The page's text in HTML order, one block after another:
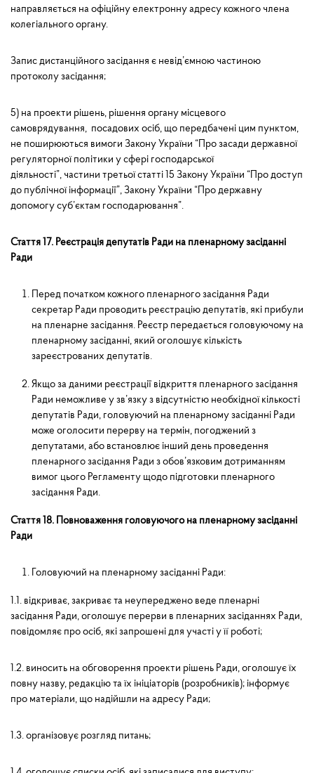
направляється на офіційну електронну адресу кожного члена
колегіального органу.
Запис дистанційного засідання є невід’ємною частиною
протоколу засідання;
5) на проекти рішень, рішення органу місцевого
самоврядування, посадових осіб, що передбачені цим пунктом,
не поширюються вимоги Закону України “Про засади державної
регуляторної політики у сфері господарської
діяльності”, частини третьої статті 15 Закону України “Про доступ
до публічної інформації”, Закону України “Про державну
допомогу суб’єктам господарювання”.
Стаття 17. Реєстрація депутатів Ради на пленарному засіданні
Ради
Перед початком кожного пленарного засідання Ради
секретар Ради проводить реєстрацію депутатів, які прибули
на пленарне засідання. Реєстр передається головуючому на
пленарному засідан­ні, який оголошує кількість
зареєстрованих депутатів.
Якщо за даними реєстрації відкриття пленарного засідання
Ради неможливе у зв’язку з відсутністю не­обхідної кількості
депутатів Ради, головуючий на пленарному засіданні Ради
може оголосити перерву на термін, погоджений з
депутатами, або встановлює інший день проведення
пленарного засідання Ради з обов’язковим дотриманням
вимог цього Регламенту щодо підготовки пленарного
засідання Ради.
Стаття 18. Повноваження головуючого на пленарному засіданні
Ради
Головуючий на пленарному засіданні Ради:
1.1. відкриває, закриває та неупереджено веде пленарні
засідання Ради, оголошує перерви в пленарних засіданнях Ради,
повідомляє про осіб, які запрошені для участі у її роботі;
1.2. виносить на обговорення проекти рішень Ради, оголошує їх
повну назву, редакцію та їх ініціаторів (розробників); інформує
про матеріали, що надійшли на адресу Ради;
1.3. організовує розгляд питань;